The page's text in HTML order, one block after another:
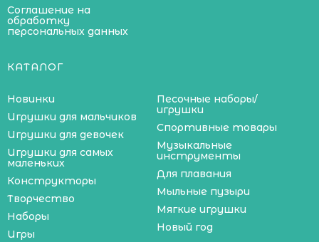
Соглашение на
обработку
персональных данных
КАТАЛОГ
Новинки
Игрушки для мальчиков
Игрушки для девочек
Игрушки для самых
маленьких
Конструкторы
Творчество
Наборы
Игры
Песочные наборы/
игрушки
Спортивные товары
Музыкальные
инструменты
Для плавания
Мыльные пузыри
Мягкие игрушки
Новый год